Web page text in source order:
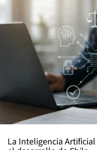
La Inteligencia